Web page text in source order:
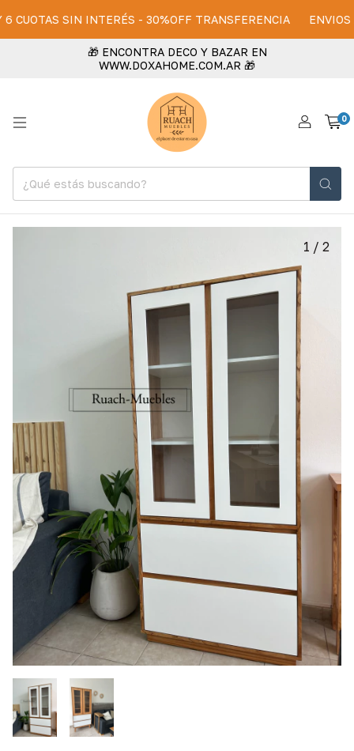
SIN INTERÉS - 30%OFF TRANSFERENCIA ENVIOS A
🎁 ENCONTRA DECO Y BAZAR EN
WWW.DOXAHOME.COM.AR 🎁
0
1 / 2